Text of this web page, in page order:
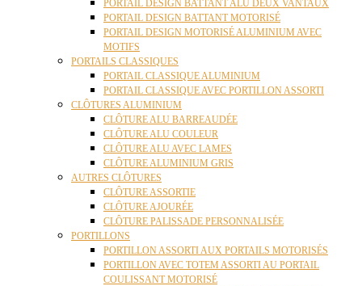
PORTAIL DESIGN BATTANT ALU DEUX VANTAUX
PORTAIL DESIGN BATTANT MOTORISÉ
PORTAIL DESIGN MOTORISÉ ALUMINIUM AVEC
MOTIFS
PORTAILS CLASSIQUES
PORTAIL CLASSIQUE ALUMINIUM
PORTAIL CLASSIQUE AVEC PORTILLON ASSORTI
CLÔTURES ALUMINIUM
CLÔTURE ALU BARREAUDÉE
CLÔTURE ALU COULEUR
CLÔTURE ALU AVEC LAMES
CLÔTURE ALUMINIUM GRIS
AUTRES CLÔTURES
CLÔTURE ASSORTIE
CLÔTURE AJOURÉE
CLÔTURE PALISSADE PERSONNALISÉE
PORTILLONS
PORTILLON ASSORTI AUX PORTAILS MOTORISÉS
PORTILLON AVEC TOTEM ASSORTI AU PORTAIL
COULISSANT MOTORISÉ